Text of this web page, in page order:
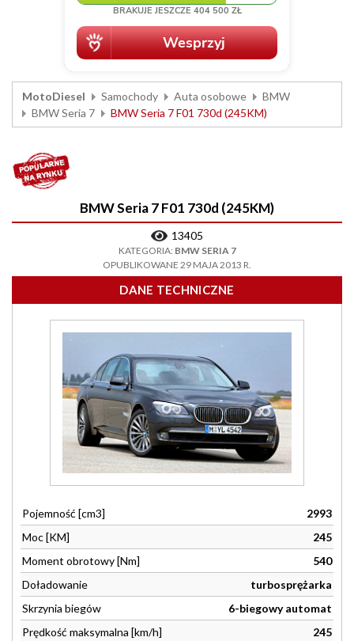
MotoDiesel Samochody Auta osobowe
BMW
BMW Seria 7
BMW Seria 7 F01 730d (245KM)
BMW Seria 7 F01 730d (245KM)
13405
KATEGORIA: BMW SERIA 7
OPUBLIKOWANE 29 MAJA 2013 R.
DANE TECHNICZNE
Pojemność [cm3]
2993
Moc [KM]
245
Moment obrotowy [Nm]
540
Doładowanie
turbosprężarka
Skrzynia biegów
6-biegowy automat
Prędkość maksymalna [km/h]
245